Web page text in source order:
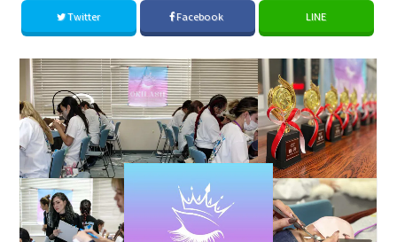
Twitter Facebook LINE